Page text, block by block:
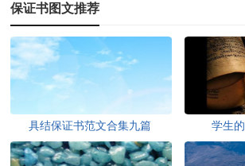
保证书图文推荐
具结保证书范文合集九篇 学生